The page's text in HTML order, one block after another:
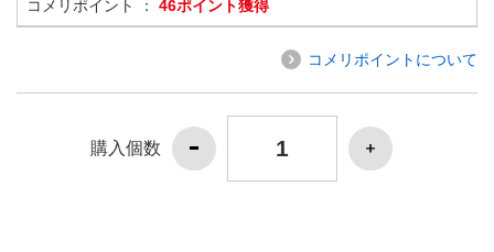
コメリポイント ： 46ポイント獲得
コメリポイントについて
購入個数